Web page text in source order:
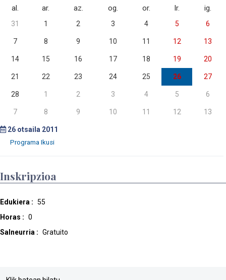
al. ar. az. og. or. lr. ig.
31 1 2 3 4 5 6
7 8 9 10 11 12 13
14 15 16 17 18 19 20
21 22 23 24 25 26 27
28 1 2 3 4 5 6
7 8 9 10 11 12 13
26 otsaila 2011
Inskripzioa
Edukiera : 55
Horas : 0
Salneurria : Gratuito